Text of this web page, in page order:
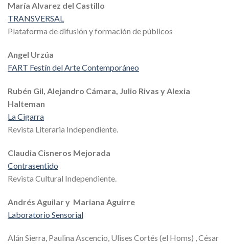
María Alvarez del Castillo
TRANSVERSAL
Plataforma de difusión y formación de públicos
Angel Urzúa
FART Festín del Arte Contemporáneo
Rubén Gil, Alejandro Cámara, Julio Rivas y Alexia
Halteman
La Cigarra
Revista Literaria Independiente.
Claudia Cisneros Mejorada
Contrasentido
Revista Cultural Independiente.
Andrés Aguilar y Mariana Aguirre
Laboratorio Sensorial
Alán Sierra, Paulina Ascencio, Ulises Cortés (el Homs) , César